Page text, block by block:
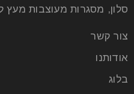
סלון, מסגרות מעוצבות מעץ
צור קשר
אודותנו
בלוג